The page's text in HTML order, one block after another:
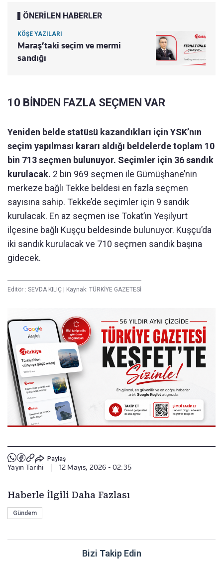
ÖNERİLEN HABERLER
KÖŞE YAZILARI
Maraş’taki seçim ve mermi
sandığı
10 BİNDEN FAZLA SEÇMEN VAR
Yeniden belde statüsü kazandıkları için YSK’nın
seçim yapılması kararı aldığı beldelerde toplam 10
bin 713 seçmen bulunuyor. Seçimler için 36 sandık
kurulacak. 2 bin 969 seçmen ile Gümüşhane’nin
merkeze bağlı Tekke beldesi en fazla seçmen
sayısına sahip. Tekke’de seçimler için 9 sandık
kurulacak. En az seçmen ise Tokat’ın Yeşilyurt
ilçesine bağlı Kuşçu beldesinde bulunuyor. Kuşçu’da
iki sandık kurulacak ve 710 seçmen sandık başına
gidecek.
Editör : SEVDA KILIÇ | Kaynak: TÜRKİYE GAZETESİ
Paylaş
Yayın Tarihi 12 Mayıs, 2026 - 02:35
Haberle İlgili Daha Fazlası
Gündem
Bizi Takip Edin